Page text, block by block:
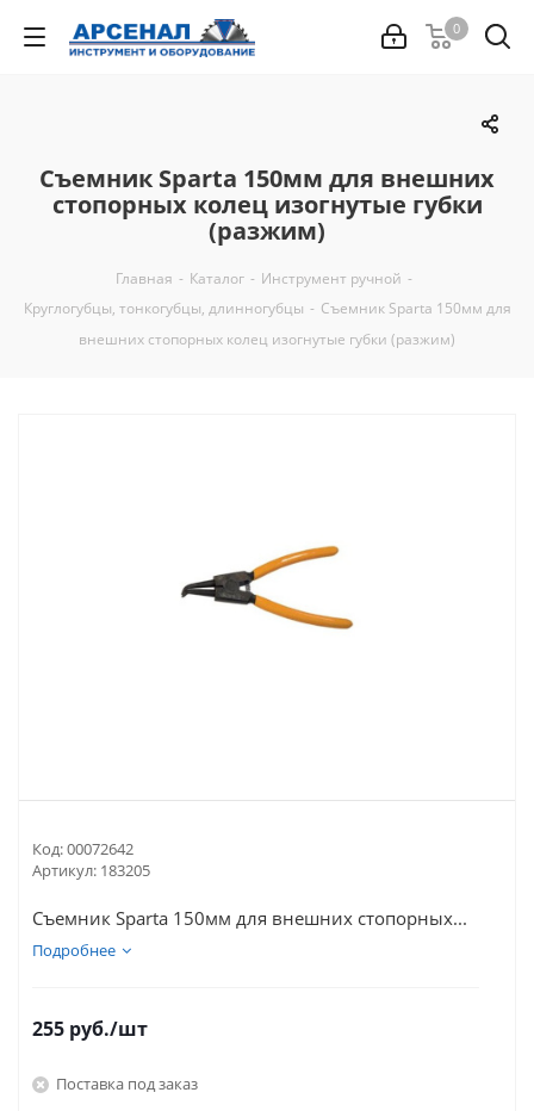
0
Съемник Sparta 150мм для внешних
стопорных колец изогнутые губки
(разжим)
Главная - Каталог - Инструмент ручной -
Круглогубцы, тонкогубцы, длинногубцы - Съемник Sparta 150мм для
внешних стопорных колец изогнутые губки (разжим)
Код:00072642
Артикул: 183205
Съемник Sparta 150мм для внешних стопорных...
Подробнее
255 руб./шт
Поставка под заказ